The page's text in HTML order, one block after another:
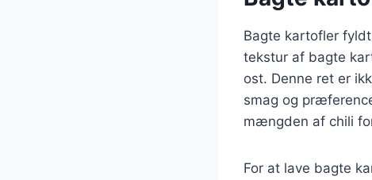
Bagte kartofler
tekstur af bagte
ost. Denne ret er
smag og
mængden af chili
For at lave bagte